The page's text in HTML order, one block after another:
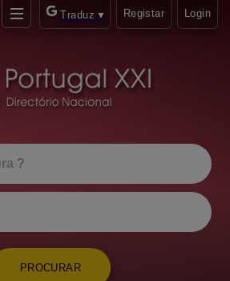
Traduz ▼ Registar Login
PROCURAR